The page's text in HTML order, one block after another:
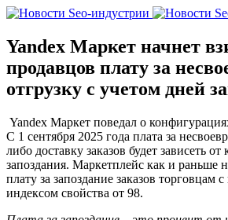
Yandex Маркет начнет
продавцов плату за
отгрузку с учетом дней
Yandex Маркет поведал о
С 1 сентября 2025 года плата за
либо доставку заказов будет зависеть от
запоздания. Маркетплейс как и раньше
плату за запоздание заказов торговцам
индексом свойства от 98.